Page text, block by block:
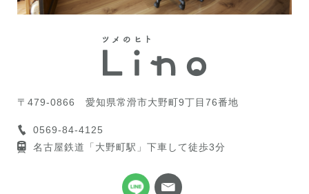
〒479-0866 愛知県常滑市大野町9丁目76番地
0569-84-4125
名古屋鉄道「大野町駅」下車して徒歩3分